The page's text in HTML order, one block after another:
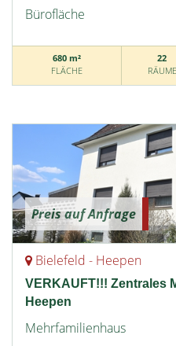
Bürofläche
680 m²
FLÄCHE
22
RÄUME
Preis auf Anfrage
Bielefeld - Heepen
VERKAUFT!!! Zentrales
Heepen
Mehrfamilienhaus